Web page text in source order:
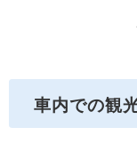
車内での観